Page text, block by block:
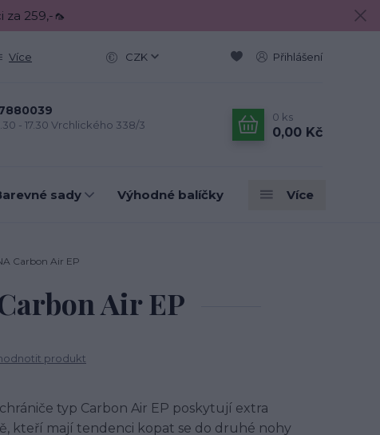
259,-🦟
Více CZK Přihlášení
- 17.30 Vrchlického 338/3
0 ks
0,00 Kč
sady Výhodné balíčky Více
Carbon Air EP
Air EP
produkt
typ Carbon Air EP poskytují extra
kteří mají tendenci kopat se do druhé nohy